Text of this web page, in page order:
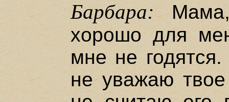
Барбара:Мама,
хорошо для
мне не
не уважаю